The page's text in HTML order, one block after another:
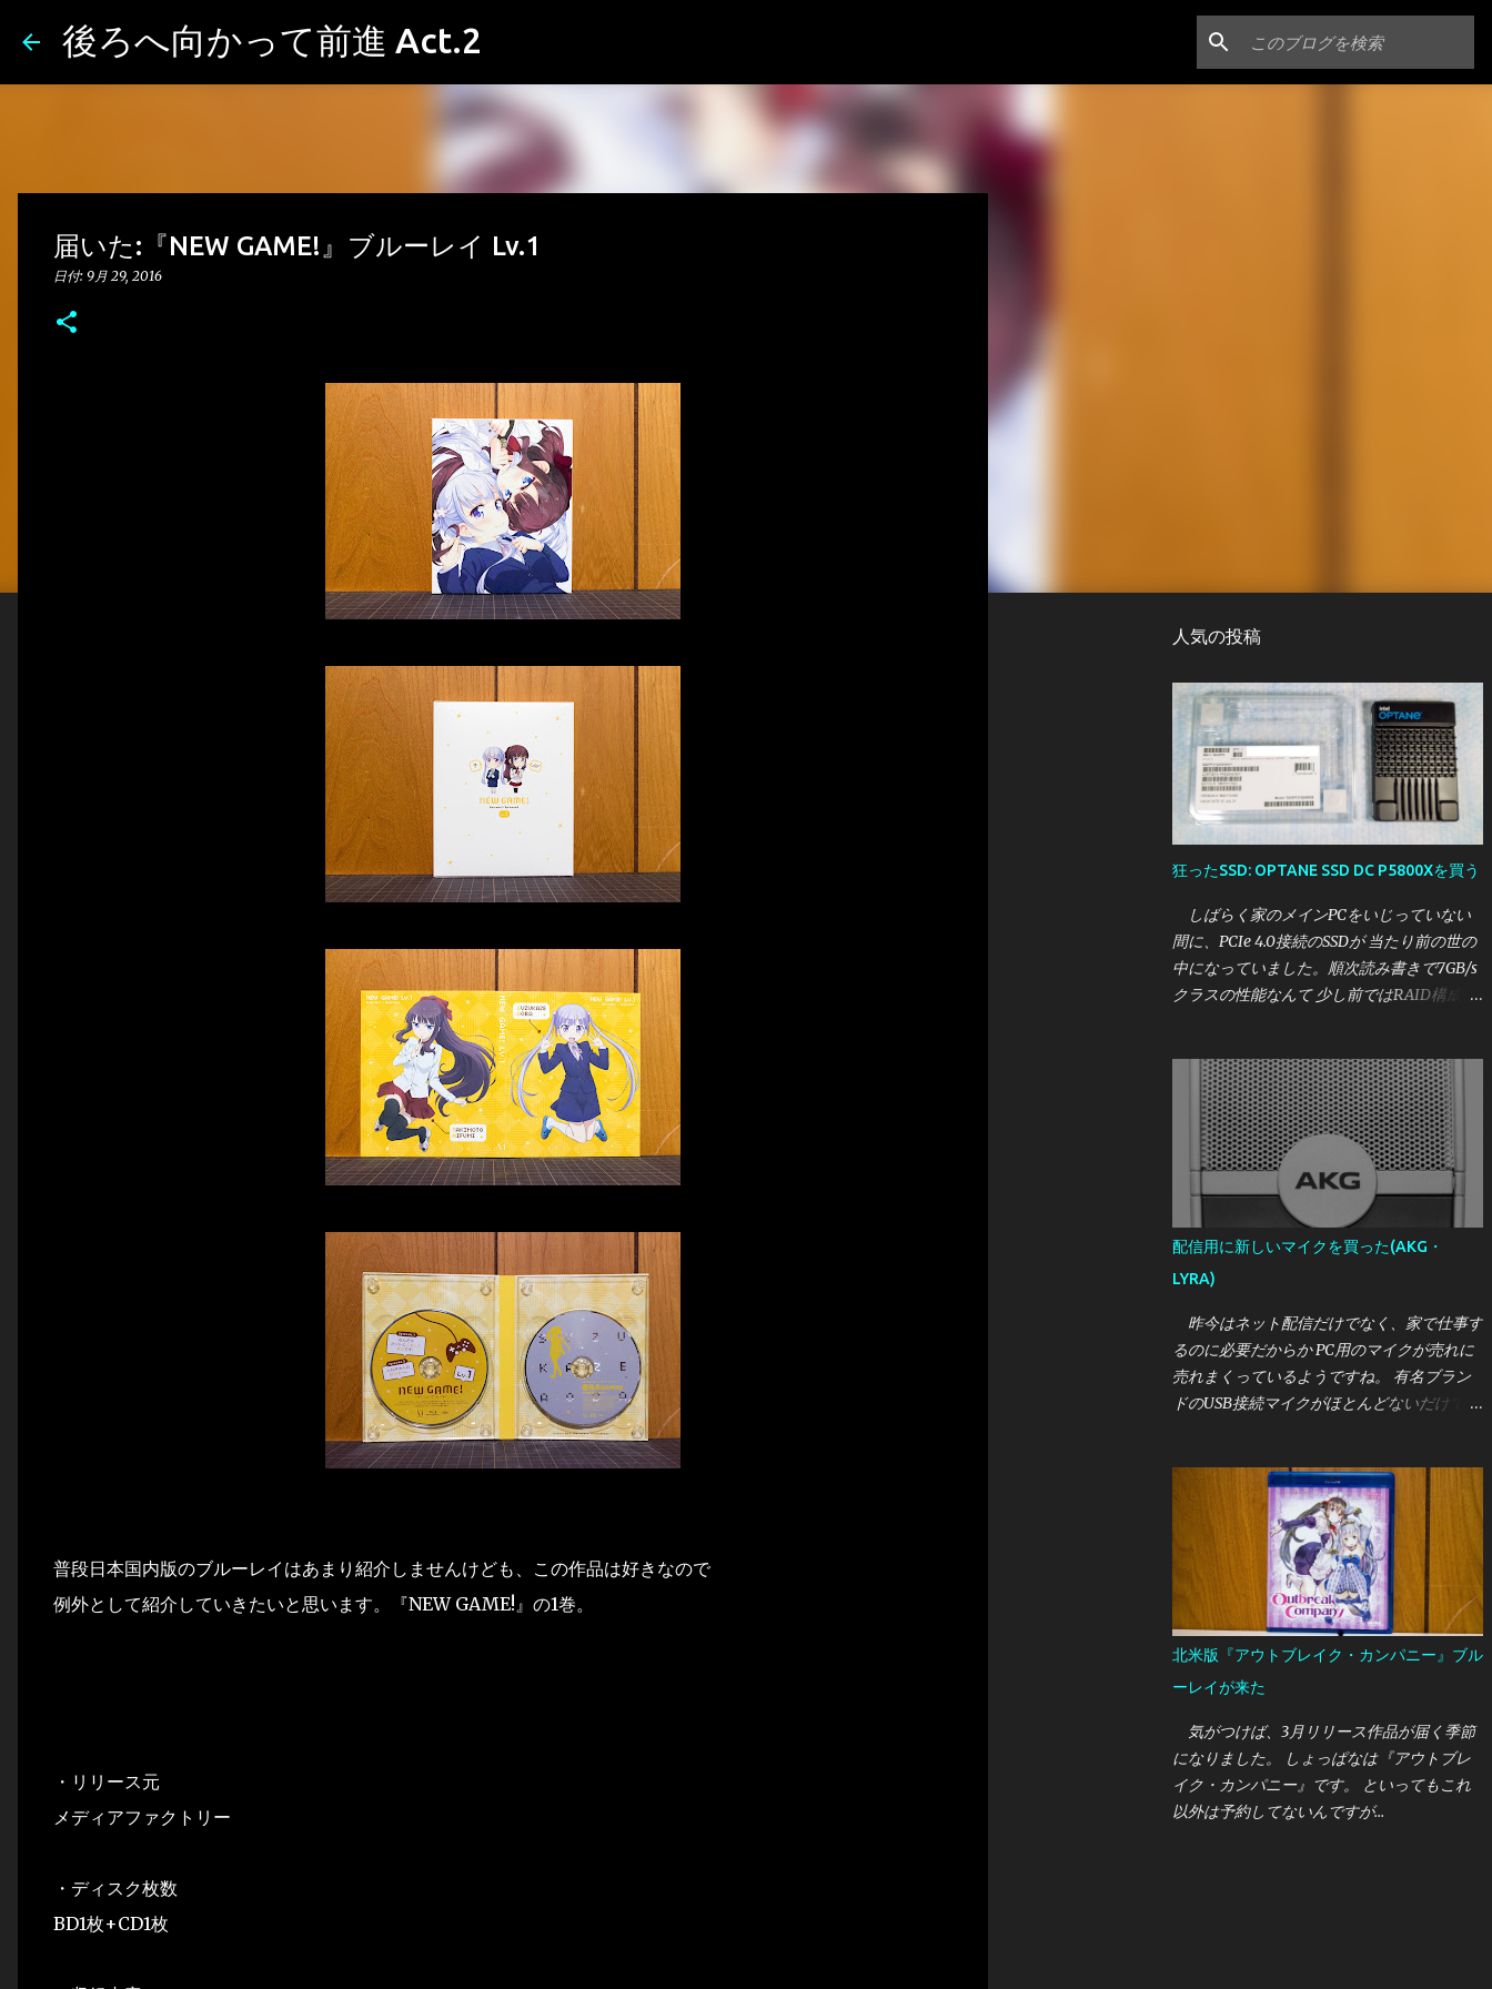
後ろへ向かって前進 Act.2
届いた:『NEW GAME!』ブルーレイ Lv.1
日付: 9月 29, 2016
普段日本国内版のブルーレイはあまり紹介しませんけども、この作品は好きなので
例外として紹介していきたいと思います。『NEW GAME!』の1巻。
・リリース元
メディアファクトリー
・ディスク枚数
BD1枚+CD1枚
人気の投稿
狂ったSSD: OPTANE SSD DC P5800Xを買う
しばらく家のメインPCをいじっていない
間に、PCIe 4.0接続のSSDが 当たり前の世の
中になっていました。順次読み書きで7GB/s
クラスの性能なんて 少し前ではRAID構成が
時代です。 しかし、かく言う私はこれまで
一つも買ったことがなく、時代についていけ
てません。 しかし、さすがに2021年も暮
れようとしている中で それはどうかと思い
ましたので、 せっかくなら一番？いいやつ
が欲しいということになったところ たまた
ま相場より激安で買えたSSDがあったので紹
介します。 今回買ったのは、Intel OPTANE
SSD DC P5800X の400GBモデルです。 いか
にもバルクなパッケージで到着 [目次] 購入
価格・購入元 Intel OPTANE SSD DC P5800X
とは 外観 実性能について・参考レビュー 誰
におすすめか
配信用に新しいマイクを買った(AKG・
LYRA)
昨今はネット配信だけでなく、家で仕事す
るのに必要だからか PC用のマイクが売れに
売れまくっているようですね。 有名ブラン
ドのUSB接続マイクがほとんどないだけでな
ったりと、割と大変な様相です。 筆者は
今までいただきもののUSB接続マイクを使っ
ていましたが、 アームで固定できるマイク
に変更したいと思っていたところ 今回はオ
ーストリア・AKGの新しいUSB接続マイクで
ある "LYRA"を買うことができたので、ここ
で紹介しておきたいと思います。
北米版『アウトブレイク・カンパニー』ブル
ーレイが来た
気がつけば、3月リリース作品が届く季節
になりました。 しょっぱなは『アウトブレ
イク・カンパニー』です。 といってもこれ
以外は予約してないんですが…